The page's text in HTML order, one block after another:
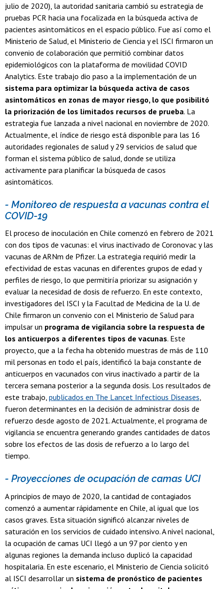
julio de 2020), la autoridad sanitaria cambió su estrategia de
pruebas PCR hacia una focalizada en la búsqueda activa de
pacientes asintomáticos en el espacio público. Fue así como el
Ministerio de Salud, el Ministerio de Ciencia y el ISCI firmaron un
convenio de colaboración que permitió combinar datos
epidemiológicos con la plataforma de movilidad COVID
Analytics. Este trabajo dio paso a la implementación de un
sistema para optimizar la búsqueda activa de casos
asintomáticos en zonas de mayor riesgo, lo que posibilitó
la priorización de los limitados recursos de prueba. La
estrategia fue lanzada a nivel nacional en noviembre de 2020.
Actualmente, el índice de riesgo está disponible para las 16
autoridades regionales de salud y 29 servicios de salud que
forman el sistema público de salud, donde se utiliza
activamente para planificar la búsqueda de casos
asintomáticos.
- Monitoreo de respuesta a vacunas contra el
COVID-19
El proceso de inoculación en Chile comenzó en febrero de 2021
con dos tipos de vacunas: el virus inactivado de Coronovac y las
vacunas de ARNm de Pfizer. La estrategia requirió medir la
efectividad de estas vacunas en diferentes grupos de edad y
perfiles de riesgo, lo que permitiría priorizar su asignación y
evaluar la necesidad de dosis de refuerzo. En este contexto,
investigadores del ISCI y la Facultad de Medicina de la U. de
Chile firmaron un convenio con el Ministerio de Salud para
impulsar un programa de vigilancia sobre la respuesta de
los anticuerpos a diferentes tipos de vacunas. Este
proyecto, que a la fecha ha obtenido muestras de más de 110
mil personas en todo el país, identificó la baja constante de
anticuerpos en vacunados con virus inactivado a partir de la
tercera semana posterior a la segunda dosis. Los resultados de
este trabajo, publicados en The Lancet Infectious Diseases,
fueron determinantes en la decisión de administrar dosis de
refuerzo desde agosto de 2021. Actualmente, el programa de
vigilancia se encuentra generando grandes cantidades de datos
sobre los efectos de las dosis de refuerzo a lo largo del
tiempo.
- Proyecciones de ocupación de camas UCI
A principios de mayo de 2020, la cantidad de contagiados
comenzó a aumentar rápidamente en Chile, al igual que los
casos graves. Esta situación significó alcanzar niveles de
saturación en los servicios de cuidado intensivo. A nivel nacional,
la ocupación de camas UCI llegó a un 97 por ciento y en
algunas regiones la demanda incluso duplicó la capacidad
hospitalaria. En este escenario, el Ministerio de Ciencia solicitó
al ISCI desarrollar un sistema de pronóstico de pacientes